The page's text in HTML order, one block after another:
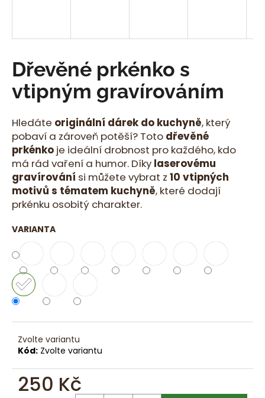
Dřevěné prkénko s
vtipným gravírováním
Hledáte originální dárek do kuchyně, který
pobaví a zároveň potěší? Toto dřevěné
prkénko je ideální drobnost pro každého, kdo
má rád vaření a humor. Díky laserovému
gravírování si můžete vybrat z 10 vtipných
motivů s tématem kuchyně, které dodají
prkénku osobitý charakter.
VARIANTA
Zvolte variantu
Kód: Zvolte variantu
250 Kč
t
?
HLEDAT
D
o
p
o
u
u
j
e
m
MASIVNÍ
DŘEVĚNÉ
LETADLO